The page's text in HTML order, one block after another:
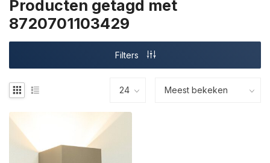
Producten getagd met
8720701103429
Filters